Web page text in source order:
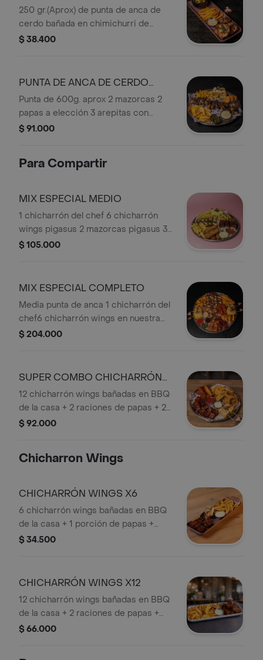
CERDOESPECIAL
250 gr.(Aprox) de punta de anca de
cerdo bañada en chimichurri de
uchuva. Acompañada de mix de
Acompañate a elección.
$ 38.400
PUNTA DE ANCA DE CERDO
MEDIA
Punta de 600g. aprox 2 mazorcas 2
papas a elección 3 arepitas con
chicharrón chimichurri de uchuva
$ 91.000
Para Compartir
MIX ESPECIAL MEDIO
1 chicharrón del chef 6 chicharrón
wings pigasus 2 mazorcas pigasus 3
arepitas con chicharrón 5 quesos
$ 105.000
MIX ESPECIAL COMPLETO
Media punta de anca 1 chicharrón del
chef6 chicharrón wings en nuestra
salsa 6 chicharrón wings originales 2
$ 204.000
SUPER COMBO CHICHARRÓN
WINGS X12
12 chicharrón wings bañadas en BBQ
de la casa + 2 raciones de papas + 2
mazorcas + queso papialpa + salsa de
$ 92.000
Chicharron Wings
CHICHARRÓN WINGS X6
6 chicharrón wings bañadas en BBQ
de la casa + 1 porción de papas +
zanahoria y apio + salsa de queso azul
$ 34.500
CHICHARRÓN WINGS X12
12 chicharrón wings bañadas en BBQ
de la casa + 2 raciones de papas +
zanahoria y apio + salsa de queso azul.
$ 66.000